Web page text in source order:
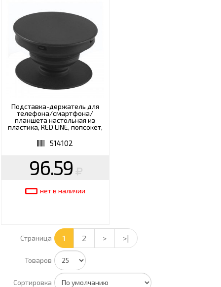
Подставка-держатель для
телефона/смартфона/
планшета настольная из
пластика, RED LINE, попсокет,
514102
96.59
нет в наличии
Страница 1 2 > >|
Товаров
Сортировка